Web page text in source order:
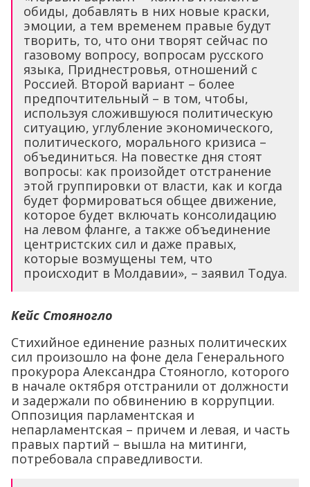
обиды, добавлять в них новые краски,
эмоции, а тем временем правые будут
творить, то, что они творят сейчас по
газовому вопросу, вопросам русского
языка, Приднестровья, отношений с
Россией. Второй вариант – более
предпочтительный – в том, чтобы,
используя сложившуюся политическую
ситуацию, углубление экономического,
политического, морального кризиса –
объединиться. На повестке дня стоят
вопросы: как произойдет отстранение
этой группировки от власти, как и когда
будет формироваться общее движение,
которое будет включать консолидацию
на левом фланге, а также объединение
центристских сил и даже правых,
которые возмущены тем, что
происходит в Молдавии», – заявил Тодуа.
Кейс Стояногло
Стихийное единение разных политических
сил произошло на фоне дела Генерального
прокурора Александра Стояногло, которого
в начале октября отстранили от должности
и задержали по обвинению в коррупции.
Оппозиция парламентская и
непарламентская – причем и левая, и часть
правых партий – вышла на митинги,
потребовала справедливости.